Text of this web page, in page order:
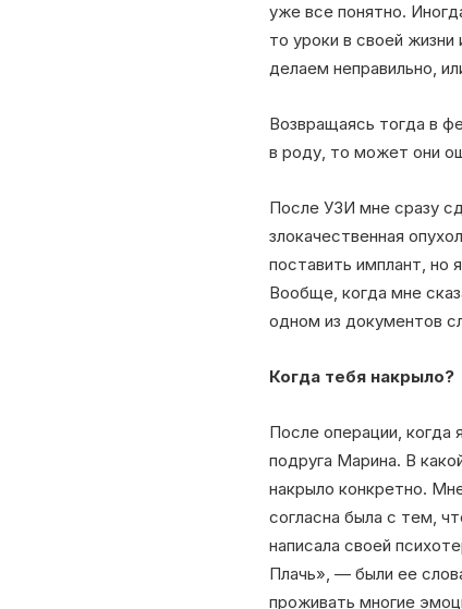
уже все понятно.
то уроки в своей
делаем неправильно,
Возвращаясь тогда в
в роду, то может они
После УЗИ мне сразу
злокачественная
поставить имплант, но
Вообще, когда мне
одном из документов
Когда тебя накрыло?
После операции, когда
подруга Марина. В
накрыло конкретно.
согласна была с тем,
написала своей
Плачь», — были ее
проживать многие